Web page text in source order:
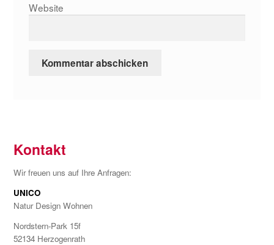
Website
Kontakt
Wir freuen uns auf Ihre Anfragen:
UNICO
Natur Design Wohnen
Nordstern-Park 15f
52134 Herzogenrath